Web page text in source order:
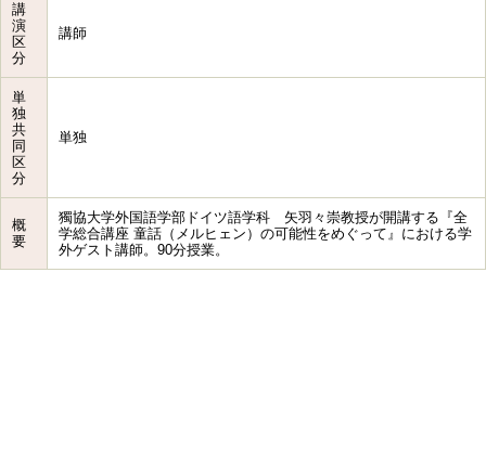
講
演
区
分
講師
単
独
共
同
区
分
単独
概
要
獨協大学外国語学部ドイツ語学科 矢羽々崇教授が開講する『全
学総合講座 童話（メルヒェン）の可能性をめぐって』における学
外ゲスト講師。90分授業。